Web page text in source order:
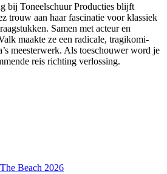
bij Toneel­schuur Producties blijft
trouw aan haar fascinatie voor klassiek
Samen met acteur en
maakte ze een radicale, tragi­ko­mi­
meesterwerk. Als toeschouwer word je
reis richting verlossing.
Beach 2026